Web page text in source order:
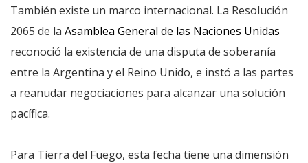
También existe un marco internacional. La Resolución
2065 de la Asamblea General de las Naciones Unidas
reconoció la existencia de una disputa de soberanía
entre la Argentina y el Reino Unido, e instó a las partes
a reanudar negociaciones para alcanzar una solución
pacífica.
Para Tierra del Fuego, esta fecha tiene una dimensión